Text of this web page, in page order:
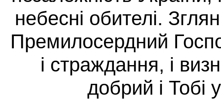
небесні обителі.
Премилосердний
і страждання, і
добрий і Тобі